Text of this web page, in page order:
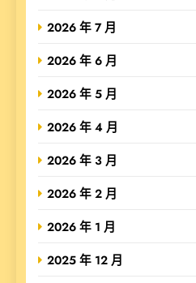
2026 年 7 月
2026 年 6 月
2026 年 5 月
2026 年 4 月
2026 年 3 月
2026 年 2 月
2026 年 1 月
2025 年 12 月